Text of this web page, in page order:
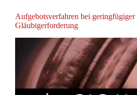
Aufgebotsverfahren bei geringfügiger
Gläubigerforderung